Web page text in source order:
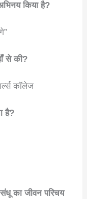
किया है?
से की?
कॉलेज
है?
का जीवन परिचय